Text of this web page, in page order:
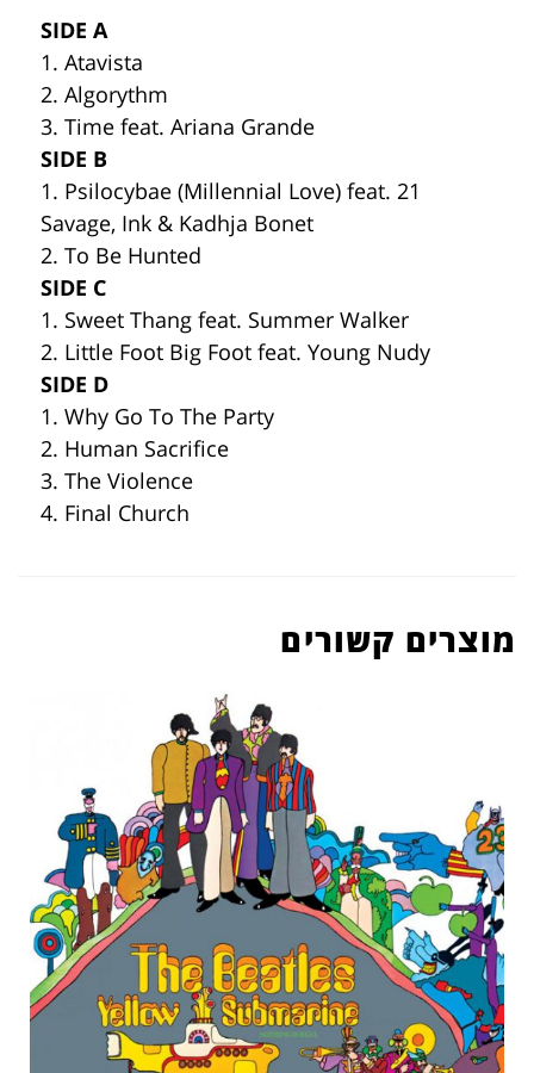
SIDE A
1. Atavista
2. Algorythm
3. Time feat. Ariana Grande
SIDE B
1. Psilocybae (Millennial Love) feat. 21
Savage, Ink & Kadhja Bonet
2. To Be Hunted
SIDE C
1. Sweet Thang feat. Summer Walker
2. Little Foot Big Foot feat. Young Nudy
SIDE D
1. Why Go To The Party
2. Human Sacrifice
3. The Violence
4. Final Church
מוצרים קשורים